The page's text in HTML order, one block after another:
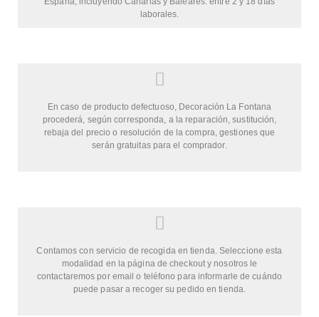
laborales.
En caso de producto defectuoso, Decoración La Fontana
procederá, según corresponda, a la reparación, sustitución,
rebaja del precio o resolución de la compra, gestiones que
serán gratuitas para el comprador.
Contamos con servicio de recogida en tienda. Seleccione esta
modalidad en la página de checkout y nosotros le
contactaremos por email o teléfono para informarle de cuándo
puede pasar a recoger su pedido en tienda.